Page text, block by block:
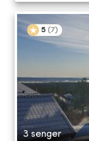
5 (7)
3 senger